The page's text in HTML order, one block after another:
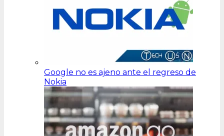
Google no es ajeno ante el regreso de
Nokia